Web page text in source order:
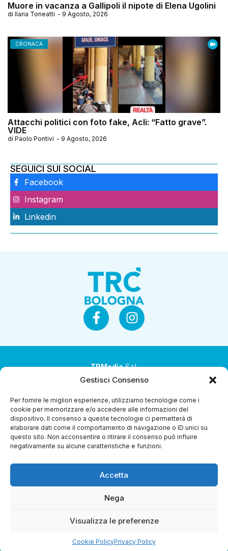
Gestisci Consenso
Per fornire le migliori esperienze, utilizziamo tecnologie come i
cookie per memorizzare e/o accedere alle informazioni del
dispositivo. Il consenso a queste tecnologie ci permetterà di
elaborare dati come il comportamento di navigazione o ID unici su
questo sito. Non acconsentire o ritirare il consenso può influire
negativamente su alcune caratteristiche e funzioni.
Accetta
Nega
Visualizza le preferenze
Cookie PolicyPrivacy Policy
Muore in vacanza a Gallipoli il nipote di Elena Ugolini
di Ilaria Toneatti - 9 Agosto, 2026
CRONACA
Attacchi politici con foto fake, Acli: “Fatto grave”.
VIDE
di Paolo Pontivi - 9 Agosto, 2026
SEGUICI SUI SOCIAL
Facebook
Instagram
Linkedin
TRMediaS.r.l.
Società a socio unico
Società sottoposta ad attività di direzione e
coordinamento da parte di Coop Alleanza 3.0 Soc. Coop.
Sede legale: via Ragazzi del ’99 nr. 51 42124 Reggio Emilia
(RE)
Capitale sociale € 1.040.000 i.v.
Diretta Streaming
Riproduzione Riservata – Copyright © 2024